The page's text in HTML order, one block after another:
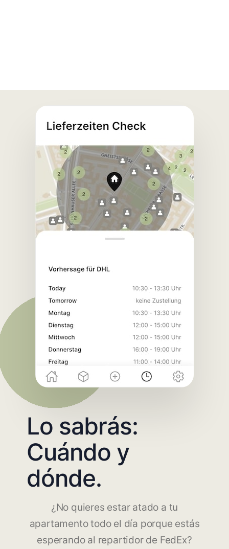
Lo sabrás:
Cuándo y
dónde.
¿No quieres estar atado a tu
apartamento todo el día porque estás
esperando al repartidor de FedEx?